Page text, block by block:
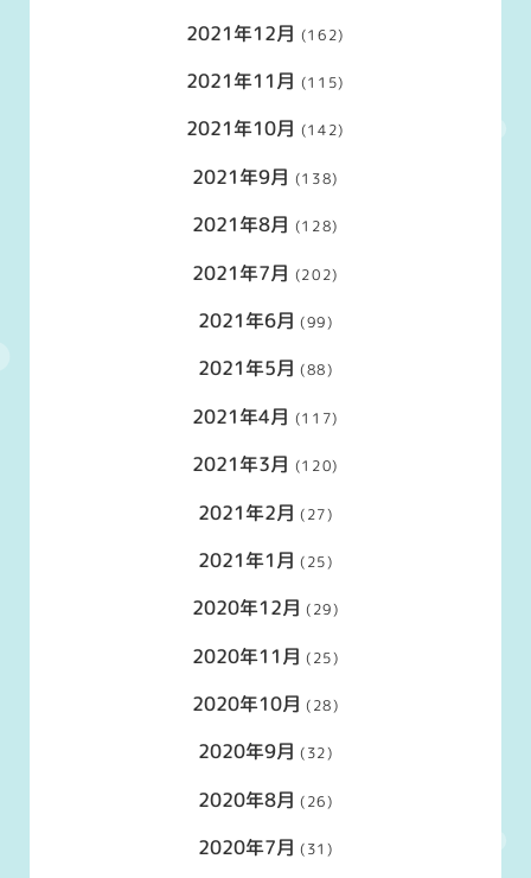
2021年12月 (162)
2021年11月 (115)
2021年10月 (142)
2021年9月 (138)
2021年8月 (128)
2021年7月 (202)
2021年6月 (99)
2021年5月 (88)
2021年4月 (117)
2021年3月 (120)
2021年2月 (27)
2021年1月 (25)
2020年12月 (29)
2020年11月 (25)
2020年10月 (28)
2020年9月 (32)
2020年8月 (26)
2020年7月 (31)